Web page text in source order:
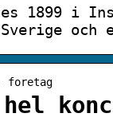
1899 i
foretag